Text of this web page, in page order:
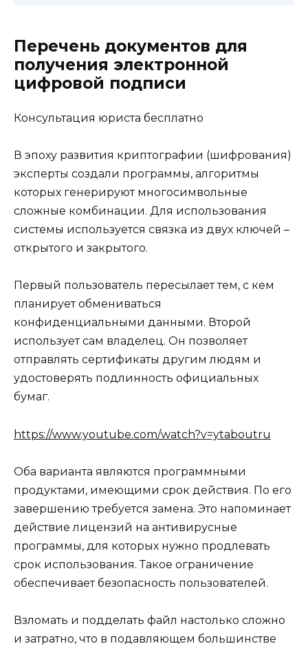
Перечень документов для
получения электронной
цифровой подписи
Консультация юриста бесплатно
В эпоху развития криптографии (шифрования)
эксперты создали программы, алгоритмы
которых генерируют многосимвольные
сложные комбинации. Для использования
системы используется связка из двух ключей –
открытого и закрытого.
Первый пользователь пересылает тем, с кем
планирует обмениваться
конфиденциальными данными. Второй
использует сам владелец. Он позволяет
отправлять сертификаты другим людям и
удостоверять подлинность официальных
бумаг.
https://www.youtube.com/watch?v=ytaboutru
Оба варианта являются программными
продуктами, имеющими срок действия. По его
завершению требуется замена. Это напоминает
действие лицензий на антивирусные
программы, для которых нужно продлевать
срок использования. Такое ограничение
обеспечивает безопасность пользователей.
Взломать и подделать файл настолько сложно
и затратно, что в подавляющем большинстве